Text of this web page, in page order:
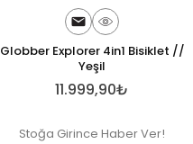
Globber Explorer 4in1 Bisiklet //
Yeşil
11.999,90₺
Stoğa Girince Haber Ver!